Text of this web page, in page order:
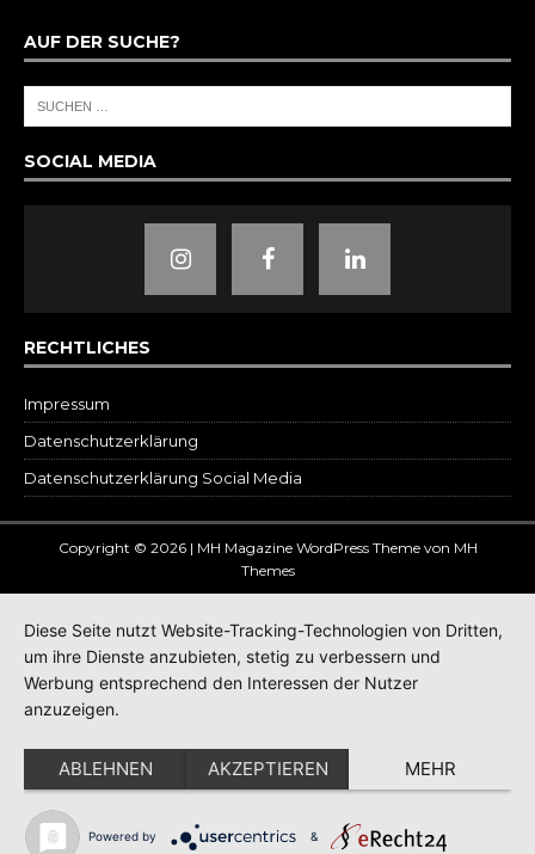
AUF DER SUCHE?
SOCIAL MEDIA
RECHTLICHES
Impressum
Datenschutz­erklärung
Datenschutzerklärung Social Media
Copyright © 2026 | MH Magazine WordPress Theme von MH
Themes
Diese Seite nutzt Website-Tracking-Technologien von Dritten,
um ihre Dienste anzubieten, stetig zu verbessern und
Werbung entsprechend den Interessen der Nutzer
anzuzeigen.
ABLEHNEN AKZEPTIEREN MEHR
Powered by &